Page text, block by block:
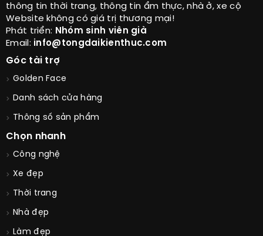
thông tin thời trang, thông tin ẩm thực, nhà ở, xe cộ
Website không có giá trị thương mại!
Phát triển: Nhóm sinh viên già
Email: info@tongdaikienthuc.com
Góc tài trợ
Golden Face
Danh sách cửa hàng
Thông số sản phẩm
Chọn nhanh
Công nghệ
Xe đẹp
Thời trang
Nhà đẹp
Làm đẹp